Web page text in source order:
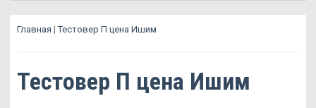
Главная |Тестовер П цена Ишим
Тестовер П цена Ишим